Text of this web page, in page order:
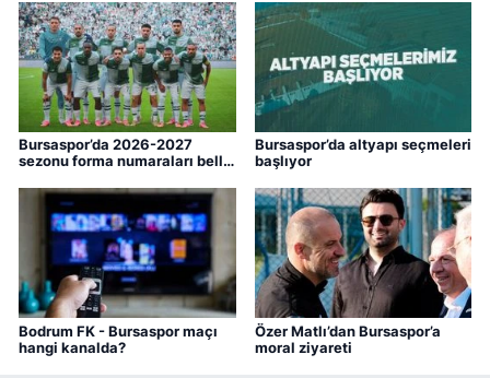
Bursaspor’da 2026-2027
sezonu forma numaraları belli
Bursaspor’da altyapı seçmeleri
başlıyor
Bodrum FK - Bursaspor maçı
hangi kanalda?
Özer Matlı’dan Bursaspor’a
moral ziyareti